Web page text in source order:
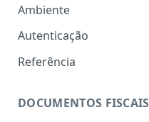
Ambiente
Autenticação
Referência
DOCUMENTOS FISCAIS